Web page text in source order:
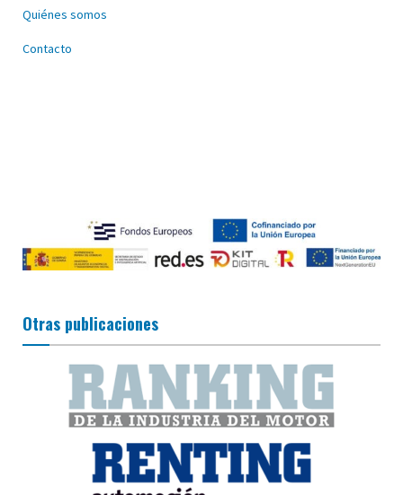
Quiénes somos
Contacto
Otras publicaciones